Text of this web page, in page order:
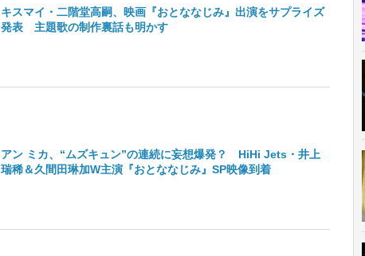
キスマイ・二階堂高嗣、映画『おとななじみ』出演をサプライズ
発表 主題歌の制作裏話も明かす
アン ミカ、“ムズキュン”の連続に妄想爆発？ HiHi Jets・井上
瑞稀＆久間田琳加W主演『おとななじみ』SP映像到着